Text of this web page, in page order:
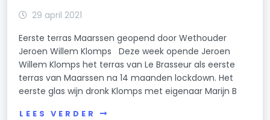
29 april 2021
Eerste terras Maarssen geopend door Wethouder
Jeroen Willem Klomps Deze week opende Jeroen
Willem Klomps het terras van Le Brasseur als eerste
terras van Maarssen na 14 maanden lockdown. Het
eerste glas wijn dronk Klomps met eigenaar Marijn B
LEES VERDER